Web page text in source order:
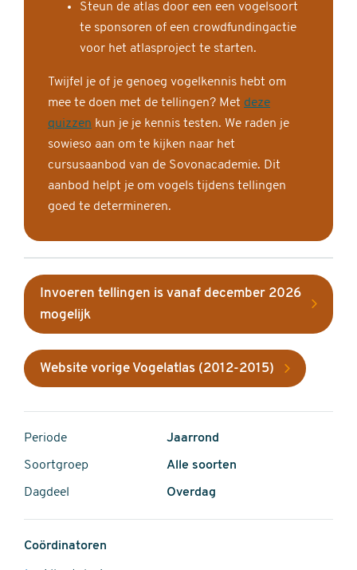
Steun de atlas door een een vogelsoort
te sponsoren of een crowdfundingactie
voor het atlasproject te starten.
Twijfel je of je genoeg vogelkennis hebt om
mee te doen met de tellingen? Met deze
quizzen kun je je kennis testen. We raden je
sowieso aan om te kijken naar het
cursusaanbod van de Sovonacademie. Dit
aanbod helpt je om vogels tijdens tellingen
goed te determineren.
Invoeren tellingen is vanaf december 2026
mogelijk
Website vorige Vogelatlas (2012-2015)
Periode Jaarrond
Soortgroep Alle soorten
Dagdeel Overdag
Coördinatoren